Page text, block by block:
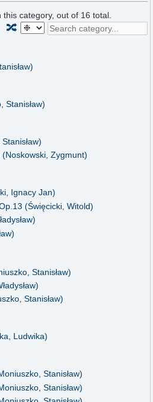
this category, out of 16 total.
🔀
Stanisław)
Zygmunt)
Ignacy Jan)
(Święcicki, Witold)
Stanisław)
Stanisław)
Ludwika)
Stanisław)
Stanisław)